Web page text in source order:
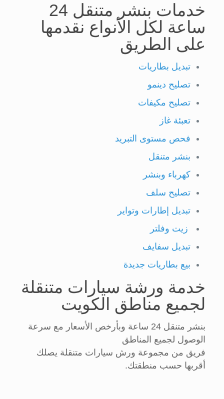
خدمات بنشر متنقل 24
ساعة لكل الأنواع نقدمها
على الطريق
تبديل بطاريات
تصليح دينمو
تصليح مكيفات
تعبئة غاز
فحص مستوى التبريد
بنشر متنقل
كهرباء وبنشر
تصليح سلف
تبديل إطارات وتواير
زيت وفلتر
تبديل سفايف
بيع بطاريات جديدة
خدمة ورشة سيارات متنقلة
لجميع مناطق الكويت
بنشر متنقل 24 ساعة وبأرخص الأسعار مع سرعة
الوصول لجميع المناطق
فريق من مجموعة ورش سيارات متنقلة يصلك
أقربها حسب منطقتك.